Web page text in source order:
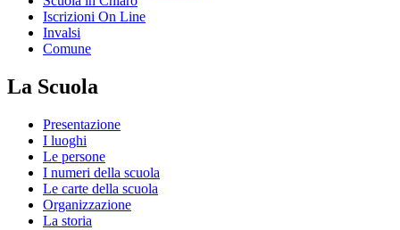
Iscrizioni On Line
Invalsi
Comune
La Scuola
Presentazione
I luoghi
Le persone
I numeri della scuola
Le carte della scuola
Organizzazione
La storia